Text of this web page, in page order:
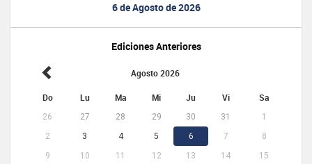
6 de Agosto de 2026
Ediciones Anteriores
Agosto 2026
Do Lu Ma Mi Ju Vi Sa
26 27 28 29 30 31
1
2
3 4 5 6 7
8
9
10 11 12 13 14
15